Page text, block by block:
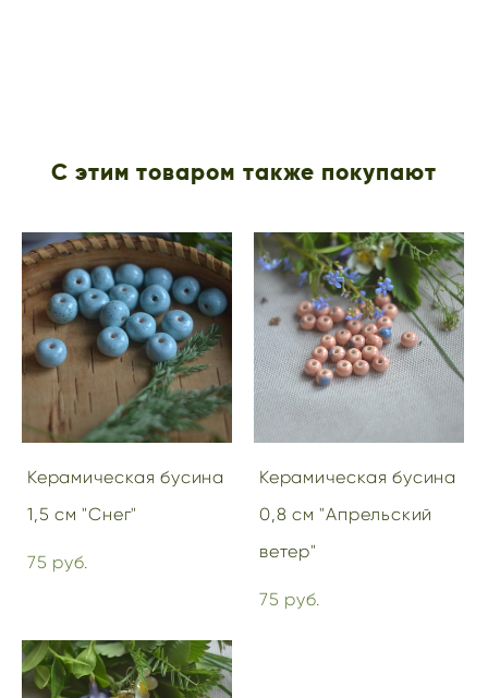
С этим товаром также покупают
Керамическая бусина
1,5 см "Снег"
75 pуб.
Керамическая бусина
0,8 см "Апрельский
ветер"
75 pуб.